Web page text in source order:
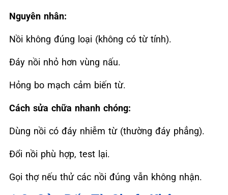
Nguyên nhân:
Nồi không đúng loại (không có từ tính).
Đáy nồi nhỏ hơn vùng nấu.
Hỏng bo mạch cảm biến từ.
Cách sửa chữa nhanh chóng:
Dùng nồi có đáy nhiễm từ (thường đáy phẳng).
Đổi nồi phù hợp, test lại.
Gọi thợ nếu thử các nồi đúng vẫn không nhận.